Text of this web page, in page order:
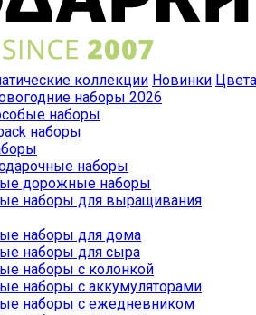
коллекции Новинки Цвета
наборы 2026
наборы
наборы
наборы
дорожные наборы
наборы для выращивания
наборы для дома
наборы для сыра
наборы с колонкой
наборы с аккумуляторами
наборы с ежедневником